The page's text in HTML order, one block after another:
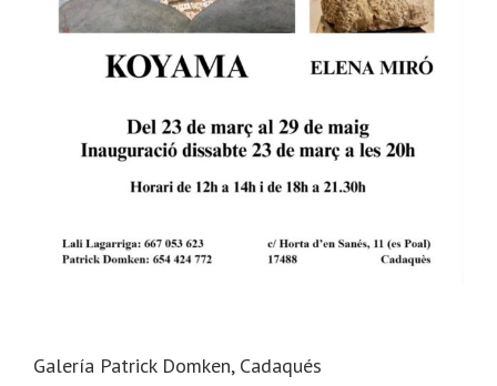
Galería Patrick Domken, Cadaqués